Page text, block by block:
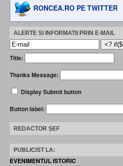
RONCEA.RO PE TWITTER
ALERTE SI INFORMATII PRIN E-MAIL
Title:
Thanks Message:
Display Submit button
Button label:
REDACTOR ȘEF
PUBLICIST LA:
EVENIMENTUL ISTORIC